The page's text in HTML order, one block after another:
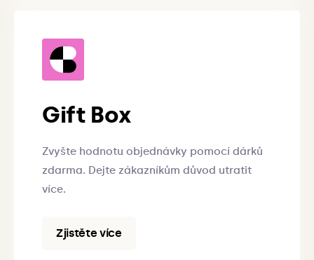
Gift Box
Zvyšte hodnotu objednávky pomocí dárků
zdarma. Dejte zákazníkům důvod utratit
více.
Zjistěte více